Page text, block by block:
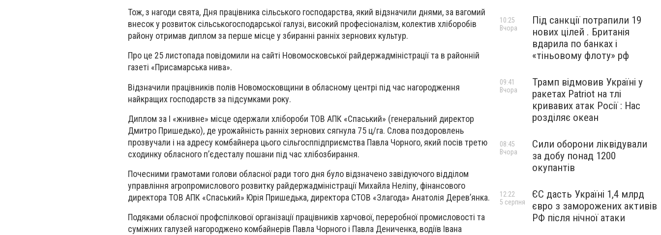
Тож, з нагоди свята, Дня працівника сільського господарства, який відзначили днями, за вагомий
внесок у розвиток сільськогосподарської галузі, високий професіоналізм, колектив хліборобів
району отримав диплом за перше місце у збиранні ранніх зернових культур.
Про це 25 листопада повідомили на сайті Новомосковської райдержадміністрації та в районній
газеті «Присамарська нива».
Відзначили працівників полів Новомосковщини в обласному центрі під час нагородження
найкращих господарств за підсумками року.
Диплом за І «жнивне» місце одержали хлібороби ТОВ АПК «Спаський» (генеральний директор
Дмитро Пришедько), де урожайність ранніх зернових сягнула 75 ц/га. Слова поздоровлень
прозвучали і на адресу комбайнера цього сільгосппідприємства Павла Чорного, який посів третю
сходинку обласного п’єдесталу пошани під час хлібозбирання.
Почесними грамотами голови обласної ради того дня було відзначено завідуючого відділом
управління агропромислового розвитку райдержадміністрації Михайла Неліпу, фінансового
директора ТОВ АПК «Спаський» Юрія Пришедька, директора СТОВ «Злагода» Анатолія Дерев’янка.
Подяками обласної профспілкової організації працівників харчової, переробної промисловості та
суміжних галузей нагороджено комбайнерів Павла Чорного і Павла Дениченка, водіїв Івана
Під санкції потрапили 19
нових цілей . Британія
вдарила по банках і
«тіньовому флоту» рф
10:25
Вчора
Трамп відмовив Україні у
ракетах Patriot на тлі
кривавих атак Росії : Нас
розділяє океан
09:41
Вчора
Сили оборони ліквідували
за добу понад 1200
окупантів
08:45
Вчора
ЄС дасть Україні 1,4 млрд
євро з заморожених активів
РФ після нічної атаки
12:22
5 серпня